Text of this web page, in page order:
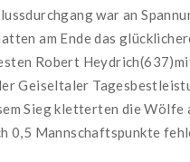
war an
am Ende das
Robert
Geiseltaler
Sieg kletterten die Wölfe
0,5 Mannschaftspunkte